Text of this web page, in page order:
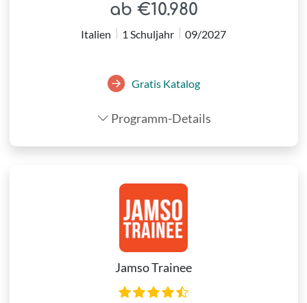
ab €10.980
Italien 1 Schuljahr 09/2027
Gratis Katalog
Programm-Details
Jamso Trainee